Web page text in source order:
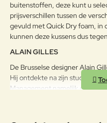
buitenstoffen, deze kunt u
prijsverschillen tussen de
gevuld met Quick Dry foam,
kunnen deze kussens dus
ALAIN GILLES
De Brusselse designer Alain
Hij ontdekte na zijn studies
Management namelijk eerst